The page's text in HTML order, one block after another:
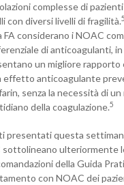
complesse di
con diversi livelli di fragilità.5
FA considerano i NOAC
di anticoagulanti,
un migliore rapporto
effetto anticoagulante
senza la necessità di
della coagulazione.5
presentati questa
sottolineano ulteriormente
della Guida
con NOAC dei